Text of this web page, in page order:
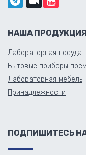
НАША ПРОДУКЦИЯ
Лабораторная посуда
Бытовые приборы
Лабораторная мебель
Принадлежности
ПОДПИШИТЕСЬ